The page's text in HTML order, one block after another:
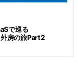
で巡る
外房の旅Part2